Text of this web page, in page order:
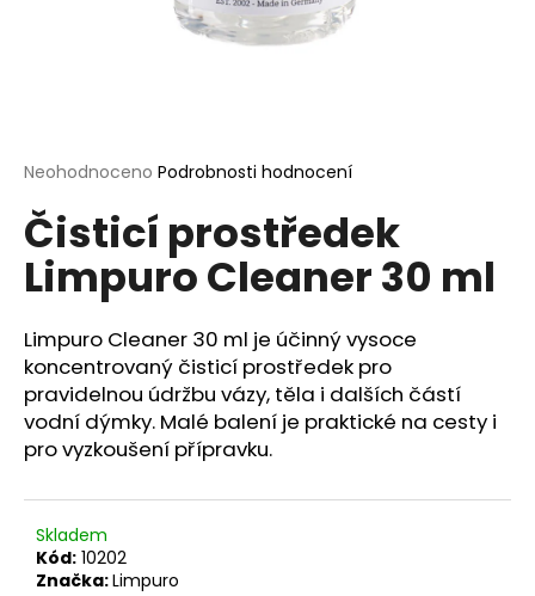
Průměrné
produktu
je
0,0
hvězdiček.
Neohodnoceno Podrobnosti hodnocení
Čisticí prostředek
Limpuro Cleaner 30 ml
Limpuro Cleaner 30 ml je účinný vysoce
koncentrovaný čisticí prostředek pro
pravidelnou údržbu vázy, těla i dalších částí
vodní dýmky. Malé balení je praktické na cesty i
pro vyzkoušení přípravku.
Skladem
Kód: 10202
Značka:Limpuro
HLEDAT
D
o
p
o
č
u